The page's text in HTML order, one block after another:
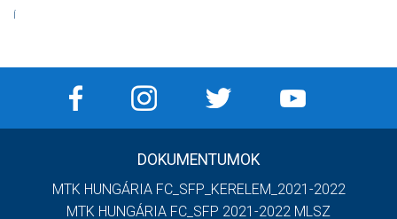
DOKUMENTUMOK
MTK HUNGÁRIA FC_SFP_KERELEM_2021-2022
MTK HUNGÁRIA FC_SFP 2021-2022 MLSZ